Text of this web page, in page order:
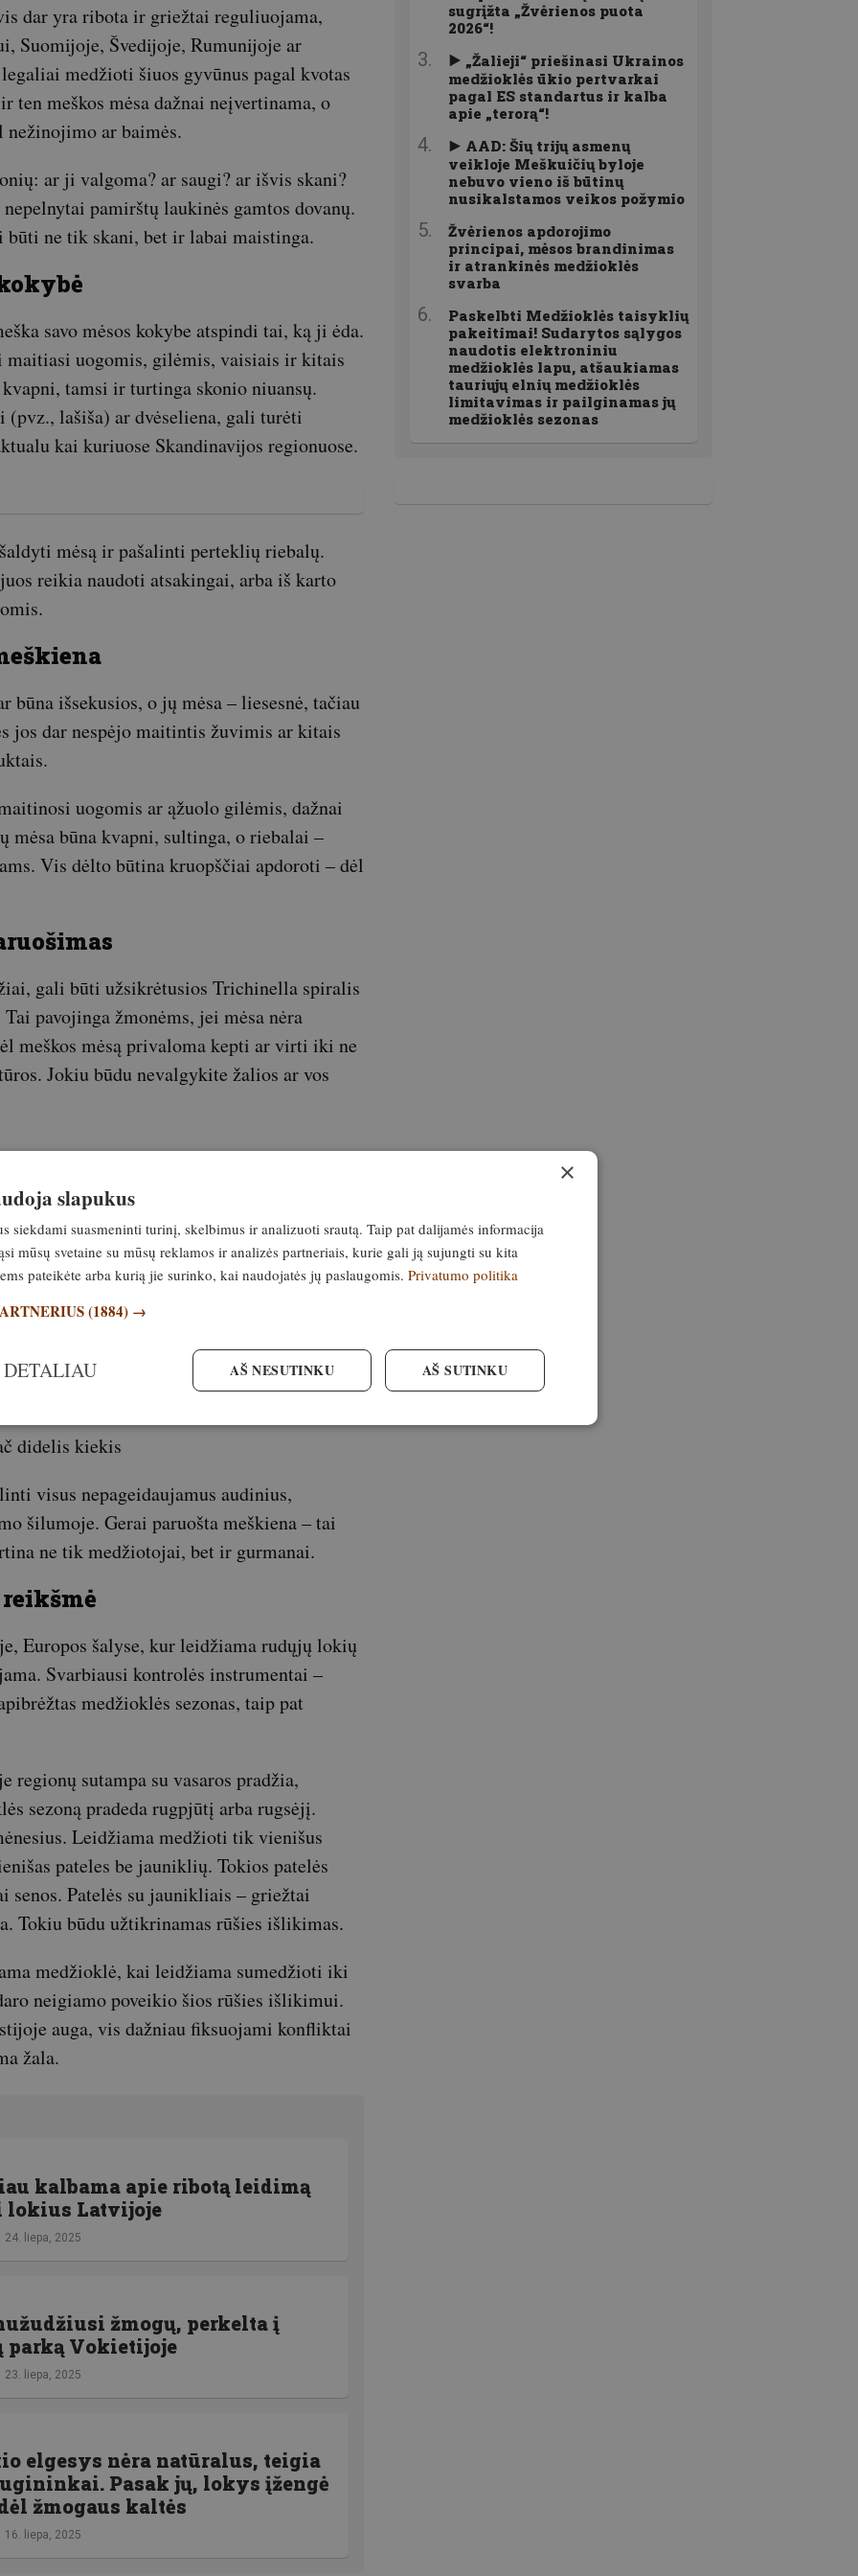
dar yra ribota ir griežtai reguliuojama,
Suomijoje, Švedijoje, Rumunijoje ar
medžioti šiuos gyvūnus pagal kvotas
meškos mėsa dažnai neįvertinama, o
nežinojimo ar baimės.
ar ji valgoma? ar saugi? ar išvis skani?
pamirštų laukinės gamtos dovanų.
būti ne tik skani, bet ir labai maistinga.
savo mėsos kokybe atspindi tai, ką ji ėda.
uogomis, gilėmis, vaisiais ir kitais
tamsi ir turtinga skonio niuansų.
lašiša) ar dvėseliena, gali turėti
kai kuriuose Skandinavijos regionuose.
mėsą ir pašalinti perteklių riebalų.
reikia naudoti atsakingai, arba iš karto
būna išsekusios, o jų mėsa – liesesnė, tačiau
jos dar nespėjo maitintis žuvimis ar kitais
uogomis ar ąžuolo gilėmis, dažnai
mėsa būna kvapni, sultinga, o riebalai –
Vis dėlto būtina kruopščiai apdoroti – dėl
gali būti užsikrėtusios Trichinella spiralis
pavojinga žmonėms, jei mėsa nėra
meškos mėsą privaloma kepti ar virti iki ne
Jokiu būdu nevalgykite žalios ar vos
ir energijos, o jos riebalai – natūralus
ne tik kulinarijoje, bet ir muilo, žvakių
apdorotos mėsos:
didelis kiekis
visus nepageidaujamus audinius,
šilumoje. Gerai paruošta meškiena – tai
ne tik medžiotojai, bet ir gurmanai.
Europos šalyse, kur leidžiama rudųjų lokių
Svarbiausi kontrolės instrumentai –
medžioklės sezonas, taip pat
sutampa su vasaros pradžia,
sezoną pradeda rugpjūtį arba rugsėjį.
Leidžiama medžioti tik vienišus
pateles be jauniklių. Tokios patelės
senos. Patelės su jaunikliais – griežtai
Tokiu būdu užtikrinamas rūšies išlikimas.
medžioklė, kai leidžiama sumedžioti iki
neigiamo poveikio šios rūšies išlikimui.
auga, vis dažniau fiksuojami konfliktai
žala.
kalbama apie ribotą leidimą
lokius Latvijoje
24. liepa, 2025
žmogų, perkelta į
parką Vokietijoje
23. liepa, 2025
elgesys nėra natūralus, teigia
Pasak jų, lokys įžengė
žmogaus kaltės
16. liepa, 2025
sugrįžta „Žvėrienos puota
2026“!
„Žalieji“ priešinasi Ukrainos
medžioklės ūkio pertvarkai
pagal ES standartus ir kalba
apie „terorą“!
AAD: Šių trijų asmenų
veikloje Meškuičių byloje
nebuvo vieno iš būtinų
nusikalstamos veikos požymio
Žvėrienos apdorojimo
principai, mėsos brandinimas
ir atrankinės medžioklės
svarba
Paskelbti Medžioklės taisyklių
pakeitimai! Sudarytos sąlygos
naudotis elektroniniu
medžioklės lapu, atšaukiamas
tauriųjų elnių medžioklės
limitavimas ir pailginamas jų
medžioklės sezonas
×
slapukus
siekdami suasmeninti turinį, skelbimus ir analizuoti srautą. Taip pat dalijamės informacija
mūsų svetaine su mūsų reklamos ir analizės partneriais, kurie gali ją sujungti su kita
pateikėte arba kurią jie surinko, kai naudojatės jų paslaugomis. Privatumo politika
(1884) →
AŠ SUTINKU
AŠ NESUTINKU
DETALIAU